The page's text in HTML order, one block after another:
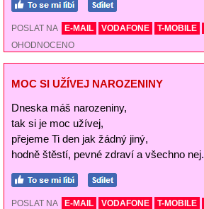
POSLAT NA E-MAIL VODAFONE T-MOBILE
OHODNOCENO
MOC SI UŽÍVEJ NAROZENINY
Dneska máš narozeniny,
tak si je moc užívej,
přejeme Ti den jak žádný jiný,
hodně štěstí, pevné zdraví a všechno nej.
POSLAT NA E-MAIL VODAFONE T-MOBILE